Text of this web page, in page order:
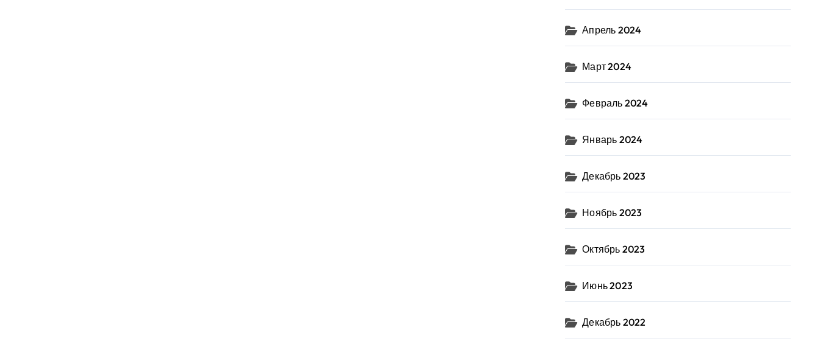
Апрель 2024
Март 2024
Февраль 2024
Январь 2024
Декабрь 2023
Ноябрь 2023
Октябрь 2023
Июнь 2023
Декабрь 2022